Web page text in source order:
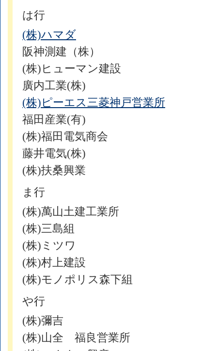
は行
(株)ハマダ
阪神測建（株）
(株)ヒューマン建設
廣内工業(株)
(株)ピーエス三菱神戸営業所
福田産業(有)
(株)福田電気商会
藤井電気(株)
(株)扶桑興業
ま行
(株)萬山土建工業所
(株)三島組
(株)ミツワ
(株)村上建設
(株)モノポリス森下組
や行
(株)彌吉
(株)山全 福良営業所